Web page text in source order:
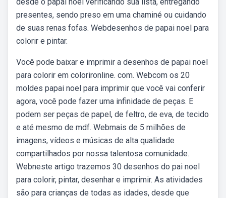
presentes, sendo preso em uma chaminé ou cuidando
de suas renas fofas. Webdesenhos de papai noel para
colorir e pintar.
Você pode baixar e imprimir a desenhos de papai noel
para colorir em colorironline. com. Webcom os 20
moldes papai noel para imprimir que você vai conferir
agora, você pode fazer uma infinidade de peças. E
podem ser peças de papel, de feltro, de eva, de tecido
e até mesmo de mdf. Webmais de 5 milhões de
imagens, vídeos e músicas de alta qualidade
compartilhados por nossa talentosa comunidade.
Webneste artigo trazemos 30 desenhos do pai noel
para colorir, pintar, desenhar e imprimir. As atividades
são para crianças de todas as idades, desde que